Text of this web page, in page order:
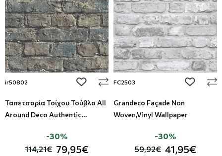
ir50802 add to wishlist
Ταπετσαρία Τοίχου Τούβλα All
Around Deco Authentic
114,21€ 79,95€
-30%
FC2503 add to
Grandeco Façade Non
Woven,Vinyl Wallpaper
59,92€ 41,95€
-30%